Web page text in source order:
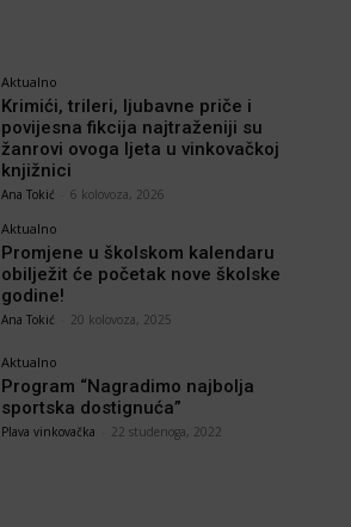
Aktualno
Krimići, trileri, ljubavne priče i
povijesna fikcija najtraženiji su
žanrovi ovoga ljeta u vinkovačkoj
knjižnici
Ana Tokić 6 kolovoza, 2026
Aktualno
Promjene u školskom kalendaru
obilježit će početak nove školske
godine!
Ana Tokić 20 kolovoza, 2025
Aktualno
Program “Nagradimo najbolja
sportska dostignuća”
Plava vinkovačka 22 studenoga, 2022